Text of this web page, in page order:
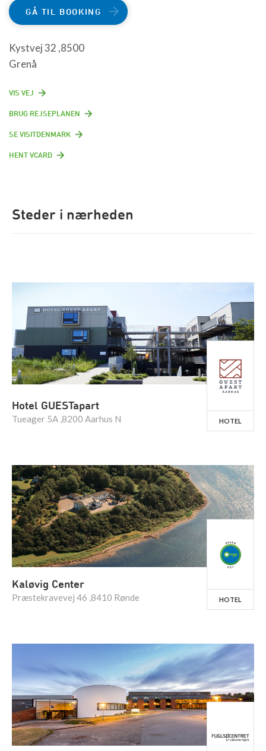
GÅ TIL BOOKING
Kystvej 32 ,8500
Grenå
VIS VEJ
BRUG REJSEPLANEN
SE VISITDENMARK
HENT VCARD
Steder i nærheden
Hotel GUESTapart
Tueager 5A ,8200 Aarhus N HOTEL
Kaløvig Center
Præstekravevej 46 ,8410 Rønde HOTEL